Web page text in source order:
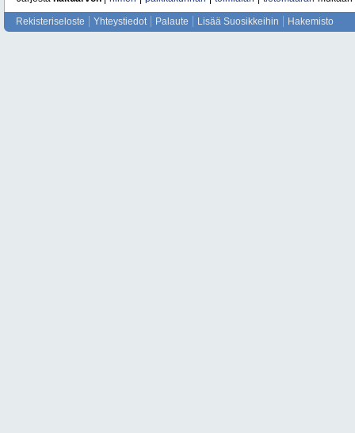
Rekisteriseloste Yhteystiedot Palaute Lisää Suosikkeihin Hakemisto